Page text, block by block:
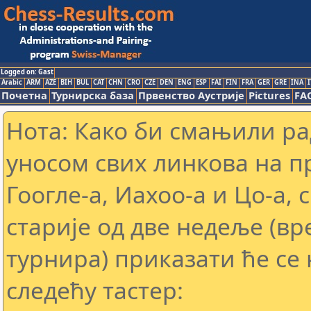
Logged on: Gast
Arabic ARM AZE BIH BUL CAT CHN CRO CZE DEN ENG ESP FAI FIN FRA GER GRE INA
Почетна Турнирска база Првенство Аустрије Pictures
Нота: Како би смањили
уносом свих линкова на
Гоогле-а, Иахоо-а и Цо-а,
старије од две недеље
турнира) приказати ће
следећу тастер: